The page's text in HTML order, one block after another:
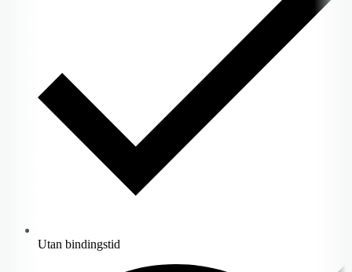
Utan bindingstid